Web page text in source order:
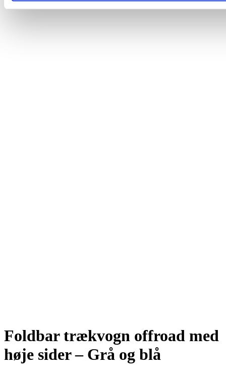
Foldbar trækvogn offroad med
høje sider – Grå og blå